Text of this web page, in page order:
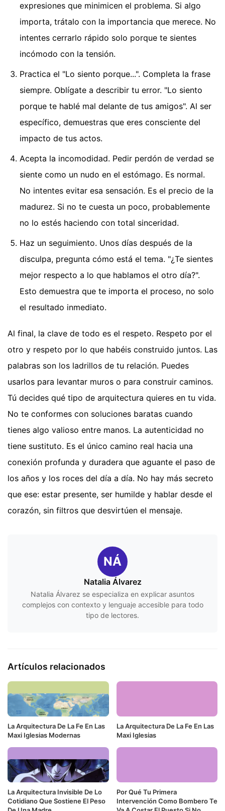
expresiones que minimicen el problema. Si algo
importa, trátalo con la importancia que merece. No
intentes cerrarlo rápido solo porque te sientes
incómodo con la tensión.
Practica el "Lo siento porque...". Completa la frase
siempre. Oblígate a describir tu error. "Lo siento
porque te hablé mal delante de tus amigos". Al ser
específico, demuestras que eres consciente del
impacto de tus actos.
Acepta la incomodidad. Pedir perdón de verdad se
siente como un nudo en el estómago. Es normal.
No intentes evitar esa sensación. Es el precio de la
madurez. Si no te cuesta un poco, probablemente
no lo estés haciendo con total sinceridad.
Haz un seguimiento. Unos días después de la
disculpa, pregunta cómo está el tema. "¿Te sientes
mejor respecto a lo que hablamos el otro día?".
Esto demuestra que te importa el proceso, no solo
el resultado inmediato.
Al final, la clave de todo es el respeto. Respeto por el
otro y respeto por lo que habéis construido juntos. Las
palabras son los ladrillos de tu relación. Puedes
usarlos para levantar muros o para construir caminos.
Tú decides qué tipo de arquitectura quieres en tu vida.
No te conformes con soluciones baratas cuando
tienes algo valioso entre manos. La autenticidad no
tiene sustituto. Es el único camino real hacia una
conexión profunda y duradera que aguante el paso de
los años y los roces del día a día. No hay más secreto
que ese: estar presente, ser humilde y hablar desde el
corazón, sin filtros que desvirtúen el mensaje.
NÁ
Natalia Álvarez
Natalia Álvarez se especializa en explicar asuntos
complejos con contexto y lenguaje accesible para todo
tipo de lectores.
Artículos relacionados
La Arquitectura De La Fe En Las
Maxi Iglesias Modernas
La Arquitectura De La Fe En Las
Maxi Iglesias
La Arquitectura Invisible De Lo
Cotidiano Que Sostiene El Peso
Por Qué Tu Primera
Intervención Como Bombero Te